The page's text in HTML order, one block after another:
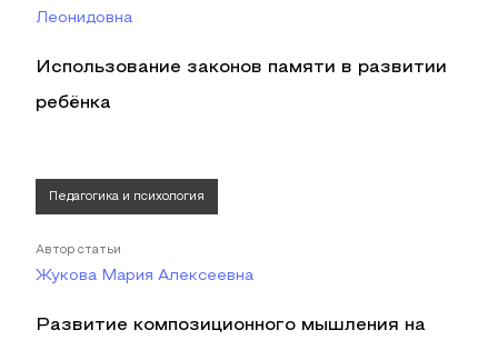
Леонидовна
Использование законов памяти в развитии
ребёнка
Педагогика и психология
Автор статьи
Жукова Мария Алексеевна
Развитие композиционного мышления на